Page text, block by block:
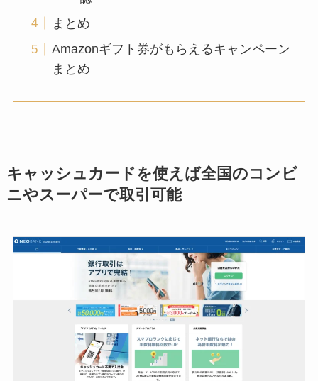
まとめ
Amazonギフト券がもらえるキャンペーン
まとめ
キャッシュカードを使えば全国のコンビ
ニやスーパーで取引可能